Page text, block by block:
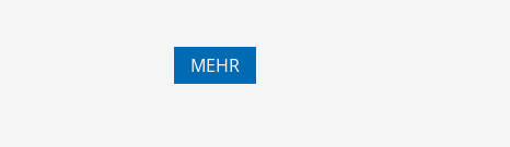
MEHR